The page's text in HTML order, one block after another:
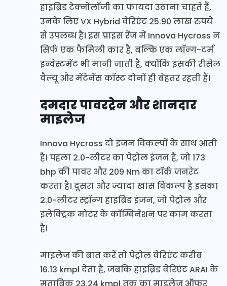
हाइब्रिड टेक्नोलॉजी का फायदा उठाना चाहते हैं,
उनके लिए VX Hybrid वेरिएंट 25.90 लाख रुपये
से उपलब्ध है। इस प्राइस रेंज में Innova Hycross न
सिर्फ एक फैमिली कार है, बल्कि एक लॉन्ग-टर्म
इन्वेस्टमेंट भी मानी जाती है, क्योंकि इसकी रीसेल
वैल्यू और मेंटेनेंस कॉस्ट दोनों ही बेहतर रहती हैं।
दमदार पावरट्रेन और शानदार
माइलेज
Innova Hycross दो इंजन विकल्पों के साथ आती
है। पहला 2.0-लीटर का पेट्रोल इंजन है, जो 173
bhp की पावर और 209 Nm का टॉर्क जनरेट
करता है। दूसरा और ज्यादा खास विकल्प है इसका
2.0-लीटर स्ट्रॉन्ग हाइब्रिड इंजन, जो पेट्रोल और
इलेक्ट्रिक मोटर के कॉम्बिनेशन पर काम करता
है।
माइलेज की बात करें तो पेट्रोल वेरिएंट करीब
16.13 kmpl देता है, जबकि हाइब्रिड वेरिएंट ARAI के